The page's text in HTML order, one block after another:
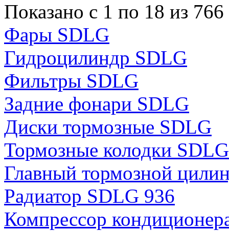
Показано с 1 по 18 из
Фары SDLG
Гидроцилиндр SDLG
Фильтры SDLG
Задние фонари SDLG
Диски тормозные SDLG
Тормозные колодки SDLG
Главный тормозной
Радиатор SDLG 936
Компрессор